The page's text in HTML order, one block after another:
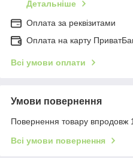
Детальніше
Оплата за реквізитами
Оплата на карту
Всі умови оплати
Умови повернення
Повернення товару впродовж
Всі умови повернення